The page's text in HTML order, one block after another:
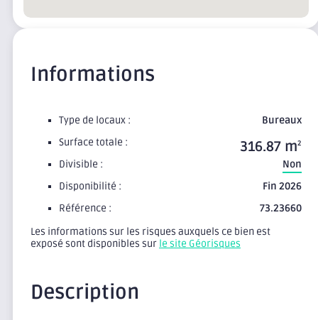
Informations
Type de locaux :
Bureaux
Surface totale :
316.87 m2
Divisible :
Non
Disponibilité :
Fin 2026
Référence :
73.23660
Les informations sur les risques auxquels ce bien est
exposé sont disponibles sur le site Géorisques
Description